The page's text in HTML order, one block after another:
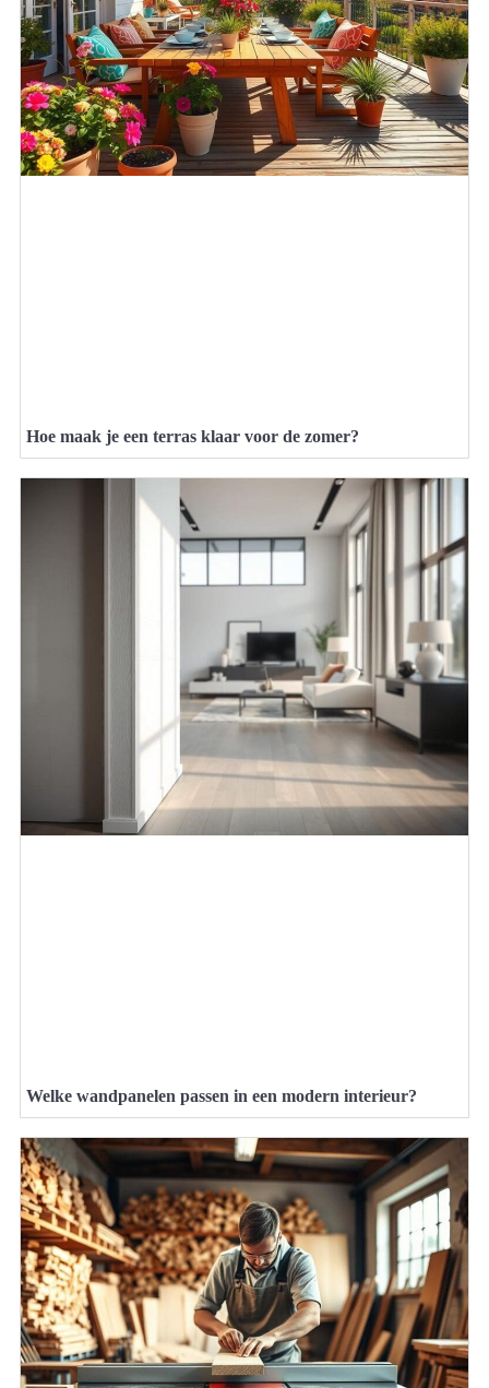
Hoe maak je een terras klaar voor de zomer?
Welke wandpanelen passen in een modern interieur?